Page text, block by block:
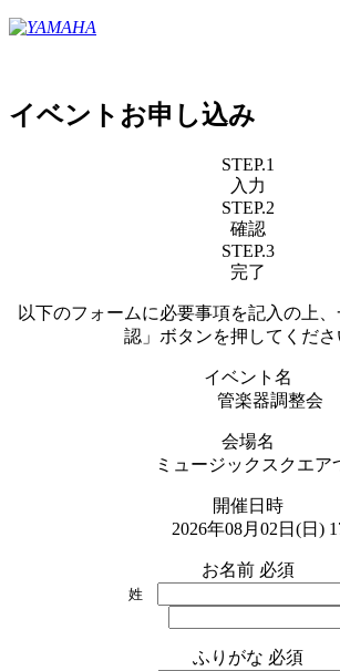
イベントお申し込み
STEP.1
入力
STEP.2
確認
STEP.3
完了
以下のフォームに必要事項を記入の上
認」ボタンを押してくださ
イベント名
管楽器調整会
会場名
ミュージックスクエア
開催日時
2026年08月02日(日)
お名前 必須
姓
ふりがな 必須